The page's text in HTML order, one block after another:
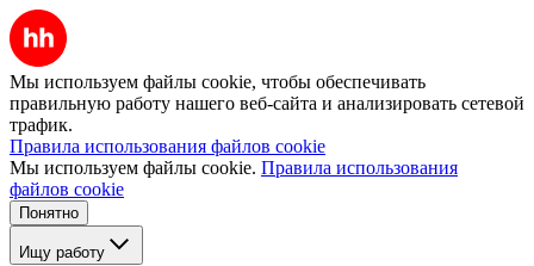
Мы используем файлы cookie, чтобы обеспечивать
правильную работу нашего веб-сайта и анализировать сетевой
трафик.
Правила использования файлов cookie
Мы используем файлы cookie. Правила использования
файлов cookie
Понятно
Ищу работу